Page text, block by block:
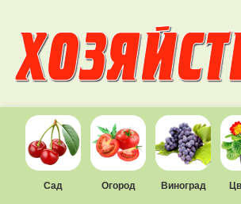
Сад Огород Виноград